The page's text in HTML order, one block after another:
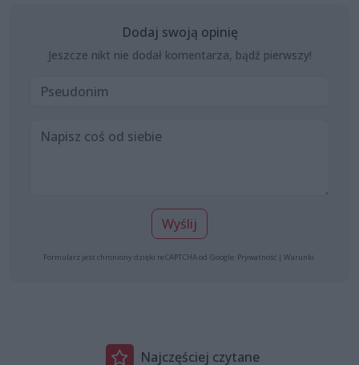
Dodaj swoją opinię
Jeszcze nikt nie dodał komentarza, bądź pierwszy!
Wyślij
Formularz jest chroniony dzięki reCAPTCHA od Google: Prywatność | Warunki
Najczęściej czytane